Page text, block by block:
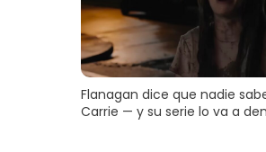
Flanagan dice que nadie
Carrie — y su serie lo va a